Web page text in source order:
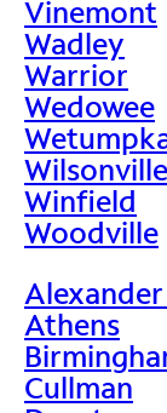
Vinemont
Wadley
Warrior
Wedowee
Wilsonville
Winfield
Woodville
Athens
Cullman